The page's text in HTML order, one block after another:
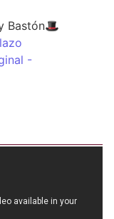
Bastón🎩
-